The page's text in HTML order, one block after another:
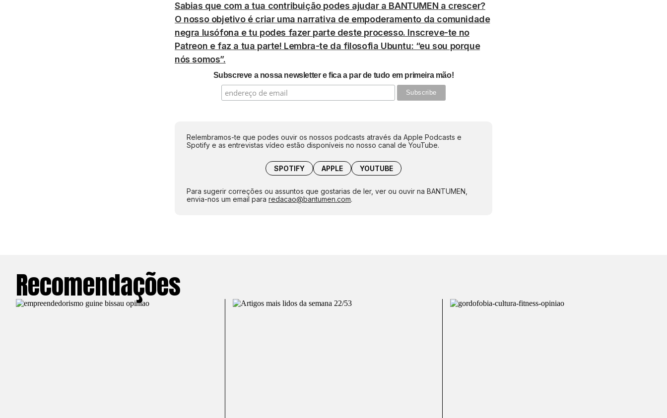
Sabias que com a tua contribuição podes ajudar a BANTUMEN a crescer?
O nosso objetivo é criar uma narrativa de empoderamento da comunidade
negra lusófona e tu podes fazer parte deste processo. Inscreve-te no
Patreon e faz a tua parte! Lembra-te da filosofia Ubuntu: “eu sou porque
nós somos”.
Subscreve a nossa newsletter e fica a par de tudo em primeira mão!
Relembramos-te que podes ouvir os nossos podcasts através da Apple Podcasts e
Spotify e as entrevistas vídeo estão disponíveis no nosso canal de YouTube.
SPOTIFY APPLE YOUTUBE
Para sugerir correções ou assuntos que gostarias de ler, ver ou ouvir na BANTUMEN,
envia-nos um email para redacao@bantumen.com.
Recomendações